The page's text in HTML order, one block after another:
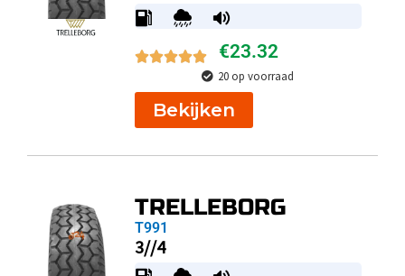
€23.32
20 op voorraad
Bekijken
TRELLEBORG
T991
3//4